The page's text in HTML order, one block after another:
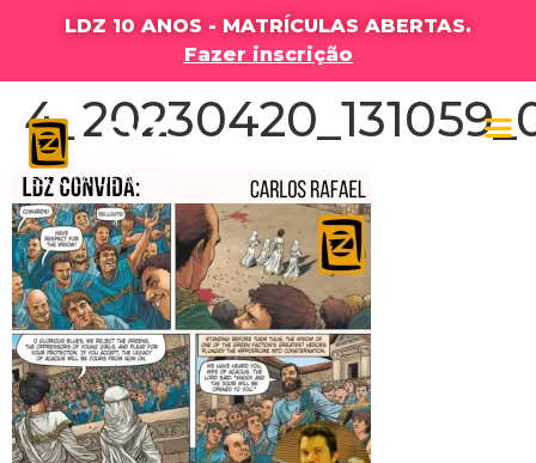
LDZ 10 ANOS - MATRÍCULAS ABERTAS.
Fazer inscrição